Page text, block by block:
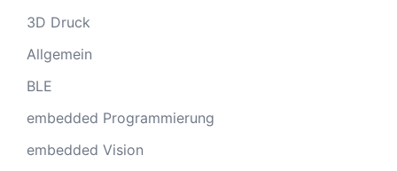
3D Druck
Allgemein
BLE
embedded Programmierung
embedded Vision